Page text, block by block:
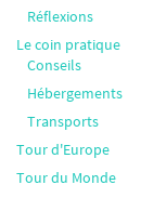
Réflexions
Le coin pratique
Conseils
Hébergements
Transports
Tour d'Europe
Tour du Monde